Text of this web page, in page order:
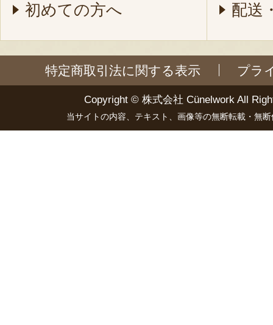
初めての方へ 配送
特定商取引法に関する表示 プラ
Copyright © 株式会社 Cünelwork All
当サイトの内容、テキスト、画像等の無断転載・無